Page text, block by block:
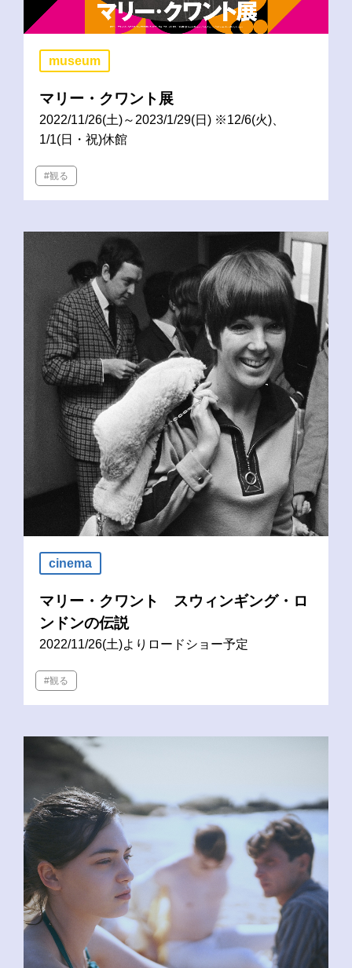
museum
マリー・クワント展
2022/11/26(土)～2023/1/29(日) ※12/6(火)、
1/1(日・祝)休館
#観る
cinema
マリー・クワント スウィンギング・ロ
ンドンの伝説
2022/11/26(土)よりロードショー予定
#観る